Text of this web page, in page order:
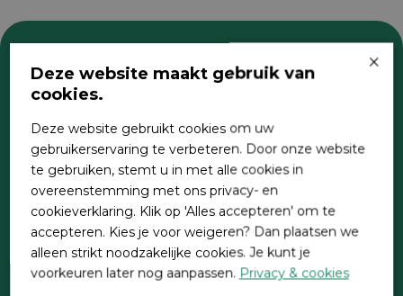
Zoeken
Direct contact
×
Deze website maakt gebruik van
cookies.
Deze website gebruikt cookies om uw
gebruikerservaring te verbeteren. Door onze website
te gebruiken, stemt u in met alle cookies in
overeenstemming met ons privacy- en
cookieverklaring. Klik op 'Alles accepteren' om te
accepteren. Kies je voor weigeren? Dan plaatsen we
alleen strikt noodzakelijke cookies. Je kunt je
voorkeuren later nog aanpassen. Privacy & cookies